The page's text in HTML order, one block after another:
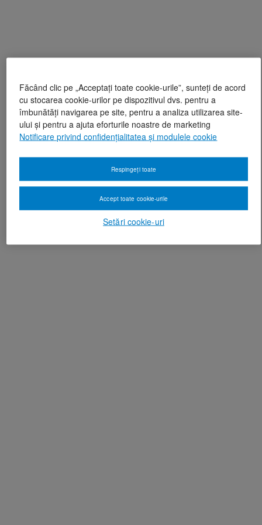
Făcând clic pe „Acceptați toate cookie-urile”, sunteți de acord
cu stocarea cookie-urilor pe dispozitivul dvs. pentru a
îmbunătăți navigarea pe site, pentru a analiza utilizarea site-
ului și pentru a ajuta eforturile noastre de marketing
Notificare privind confidențialitatea și modulele cookie
Setări cookie-uri
Respingeți toate
Accept toate cookie-urile